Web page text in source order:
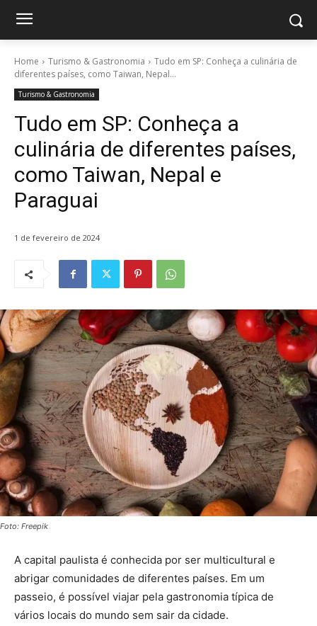
Home Turismo & Gastronomia
Tudo em SP: Conheça a culinária de
diferentes países, como Taiwan, Nepal...
Turismo & Gastronomia
Tudo em SP: Conheça a
culinária de diferentes países,
como Taiwan, Nepal e
Paraguai
1 de fevereiro de 2024
Foto: Freepik
A capital paulista é conhecida por ser multicultural e
abrigar comunidades de diferentes países. Em um
passeio, é possível viajar pela gastronomia típica de
vários locais do mundo sem sair da cidade.